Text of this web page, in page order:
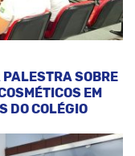
SOBRE
EM
DO COLÉGIO